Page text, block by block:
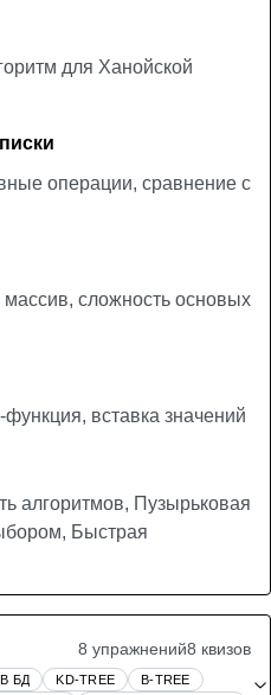
для Ханойской
операции, сравнение с
массив, сложность основых
вставка значений
алгоритмов, Пузырьковая
Быстрая
8 упражнений8 квизов
БД KD-TREE
B-TREE